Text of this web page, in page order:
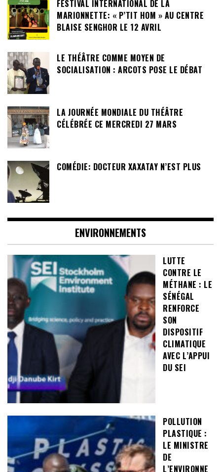
FESTIVAL INTERNATIONAL DE LA
MARIONNETTE: « P’TIT HOM » AU CENTRE
BLAISE SENGHOR LE 12 AVRIL
LE THÉÂTRE COMME MOYEN DE
SOCIALISATION : ARCOTS POSE LE DÉBAT
LA JOURNÉE MONDIALE DU THÉÂTRE
CÉLÉBRÉE CE MERCREDI 27 MARS
COMÉDIE: DOCTEUR XAXATAY N’EST PLUS
ENVIRONNEMENTS
LUTTE
CONTRE LE
MÉTHANE : LE
SÉNÉGAL
RENFORCE
SON
DISPOSITIF
CLIMATIQUE
AVEC L’APPUI
DU SEI
POLLUTION
PLASTIQUE :
LE MINISTRE
DE
L’ENVIRONNE